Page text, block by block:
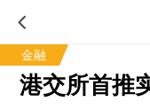
金融
港交所首推